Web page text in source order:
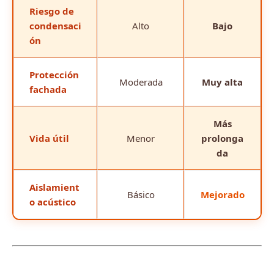
Riesgo de
condensaci
ón
Alto Bajo
Protección
fachada
Moderada Muy alta
Vida útil Menor
Más
prolonga
da
Aislamient
o acústico
Básico Mejorado